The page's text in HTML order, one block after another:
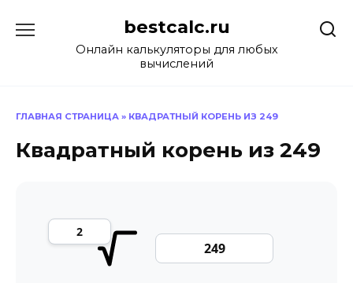
содержанию
bestcalc.ru
Онлайн калькуляторы для любых
вычислений
ГЛАВНАЯ СТРАНИЦА » КВАДРАТНЫЙ КОРЕНЬ ИЗ 249
Квадратный корень из 249